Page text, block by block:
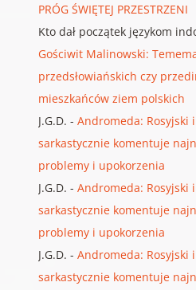
PRÓG ŚWIĘTEJ PRZESTRZENI
Kto dał początek językom
Gościwit Malinowski:
przedsłowiańskich czy
mieszkańców ziem polskich
J.G.D. - Andromeda: Rosyjski
sarkastycznie komentuje
problemy i upokorzenia
J.G.D. - Andromeda: Rosyjski
sarkastycznie komentuje
problemy i upokorzenia
J.G.D. - Andromeda: Rosyjski
sarkastycznie komentuje